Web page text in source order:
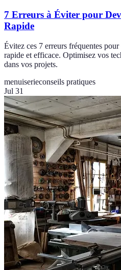
7 Erreurs à Éviter pour
Rapide
Évitez ces 7 erreurs fréquentes
rapide et efficace. Optimisez vos
dans vos projets.
menuiserieconseils pratiques
Jul 31